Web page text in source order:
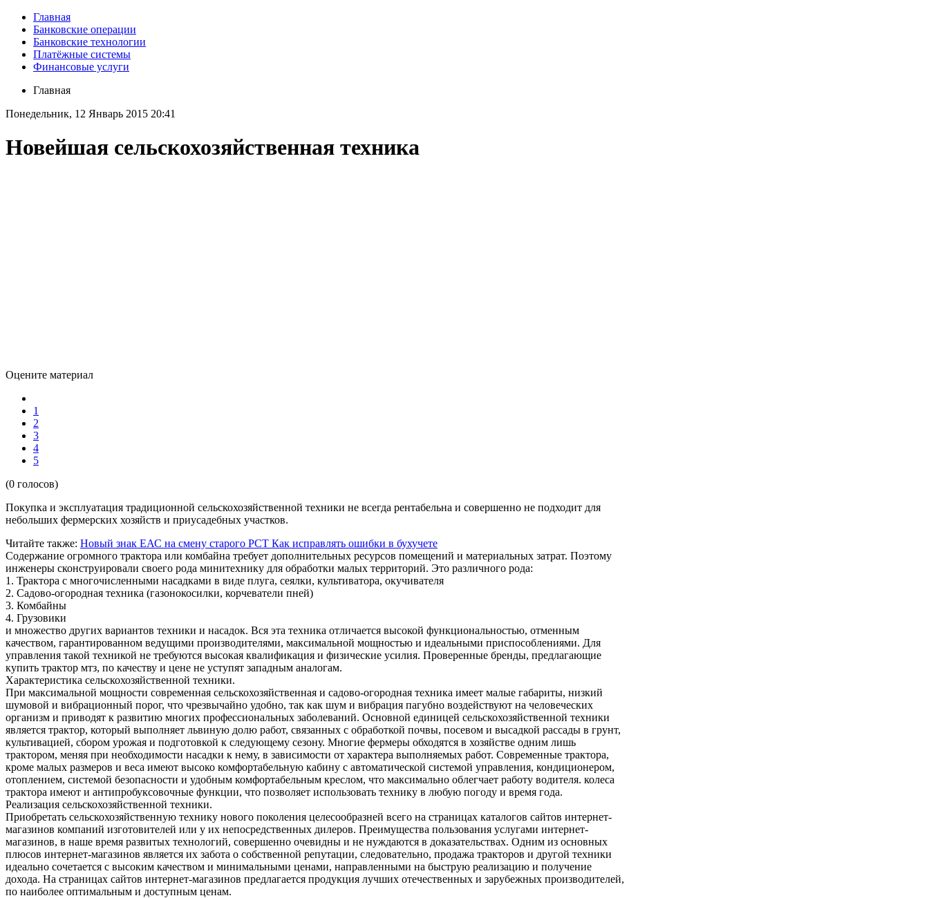
Главная
Банковские операции
Банковские технологии
Платёжные системы
Финансовые услуги
Главная
Понедельник, 12 Январь 2015 20:41
Новейшая сельскохозяйственная техника
Оцените материал
1
2
3
4
5
(0 голосов)
Покупка и эксплуатация традиционной сельскохозяйственной техники не всегда рентабельна и совершенно не подходит для
небольших фермерских хозяйств и приусадебных участков.
Читайте также: Новый знак ЕАС на смену старого РСТ Как исправлять ошибки в бухучете
Содержание огромного трактора или комбайна требует дополнительных ресурсов помещений и материальных затрат. Поэтому
инженеры сконструировали своего рода минитехнику для обработки малых территорий. Это различного рода:
1. Трактора с многочисленными насадками в виде плуга, сеялки, культиватора, окучивателя
2. Садово-огородная техника (газонокосилки, корчеватели пней)
3. Комбайны
4. Грузовики
и множество других вариантов техники и насадок. Вся эта техника отличается высокой функциональностью, отменным
качеством, гарантированном ведущими производителями, максимальной мощностью и идеальными приспособлениями. Для
управления такой техникой не требуются высокая квалификация и физические усилия. Проверенные бренды, предлагающие
купить трактор мтз, по качеству и цене не уступят западным аналогам.
Характеристика сельскохозяйственной техники.
При максимальной мощности современная сельскохозяйственная и садово-огородная техника имеет малые габариты, низкий
шумовой и вибрационный порог, что чрезвычайно удобно, так как шум и вибрация пагубно воздействуют на человеческих
организм и приводят к развитию многих профессиональных заболеваний. Основной единицей сельскохозяйственной техники
является трактор, который выполняет львиную долю работ, связанных с обработкой почвы, посевом и высадкой рассады в грунт,
культивацией, сбором урожая и подготовкой к следующему сезону. Многие фермеры обходятся в хозяйстве одним лишь
трактором, меняя при необходимости насадки к нему, в зависимости от характера выполняемых работ. Современные трактора,
кроме малых размеров и веса имеют высоко комфортабельную кабину с автоматической системой управления, кондиционером,
отоплением, системой безопасности и удобным комфортабельным креслом, что максимально облегчает работу водителя. колеса
трактора имеют и антипробуксовочные функции, что позволяет использовать технику в любую погоду и время года.
Реализация сельскохозяйственной техники.
Приобретать сельскохозяйственную технику нового поколения целесообразней всего на страницах каталогов сайтов интернет-
магазинов компаний изготовителей или у их непосредственных дилеров. Преимущества пользования услугами интернет-
магазинов, в наше время развитых технологий, совершенно очевидны и не нуждаются в доказательствах. Одним из основных
плюсов интернет-магазинов является их забота о собственной репутации, следовательно, продажа тракторов и другой техники
идеально сочетается с высоким качеством и минимальными ценами, направленными на быструю реализацию и получение
дохода. На страницах сайтов интернет-магазинов предлагается продукция лучших отечественных и зарубежных производителей,
по наиболее оптимальным и доступным ценам.